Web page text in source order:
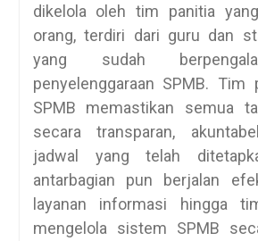
dikelola oleh tim panitia
orang, terdiri dari guru dan
yang sudah
penyelenggaraan SPMB. Tim
SPMB memastikan semua
secara transparan,
jadwal yang telah
antarbagian pun berjalan
layanan informasi hingga
mengelola sistem SPMB